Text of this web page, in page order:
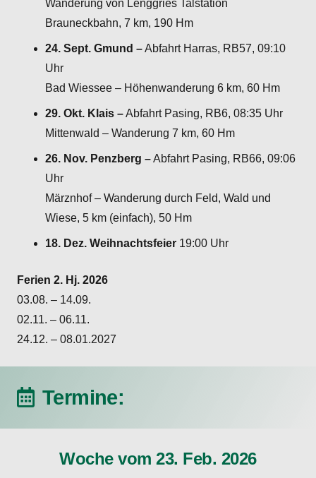
Wanderung von Lenggries Talstation
Brauneckbahn, 7 km, 190 Hm
24. Sept. Gmund –Abfahrt Harras, RB57, 09:10
Uhr
Bad Wiessee – Höhenwanderung 6 km, 60 Hm
29. Okt. Klais –Abfahrt Pasing, RB6, 08:35 Uhr
Mittenwald – Wanderung 7 km, 60 Hm
26. Nov. Penzberg –Abfahrt Pasing, RB66, 09:06
Uhr
Märznhof – Wanderung durch Feld, Wald und
Wiese, 5 km (einfach), 50 Hm
18. Dez. Weihnachtsfeier 19:00 Uhr
Ferien 2. Hj. 2026
03.08. – 14.09.
02.11. – 06.11.
24.12. – 08.01.2027
Termine:
Woche vom 23. Feb. 2026